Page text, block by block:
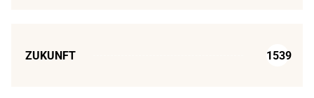
ZUKUNFT 1539